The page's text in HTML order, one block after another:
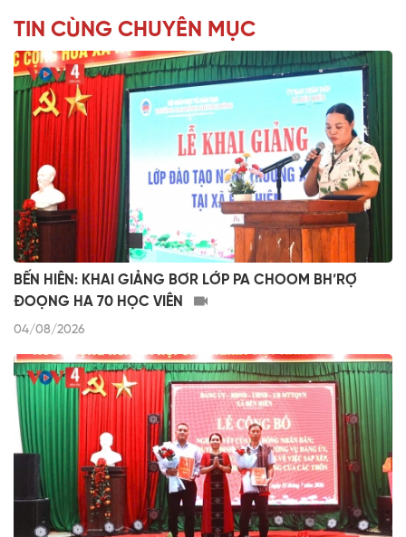
TIN CÙNG CHUYÊN MỤC
BẾN HIÊN: KHAI GIẢNG BƠR LỚP PA CHOOM BH’RỢ
ĐOỌNG HA 70 HỌC VIÊN
04/08/2026